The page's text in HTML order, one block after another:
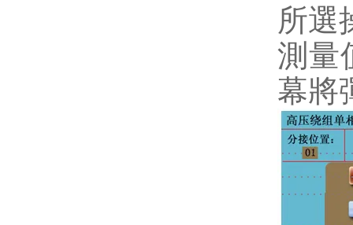
所選
測量
幕將